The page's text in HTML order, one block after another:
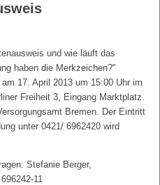
und wie läuft das
haben die Merkzeichen?"
17. April 2013 um 15:00 Uhr im
Freiheit 3, Eingang Marktplatz.
Bremen. Der Eintritt
unter 0421/ 6962420 wird
Stefanie Berger,
11